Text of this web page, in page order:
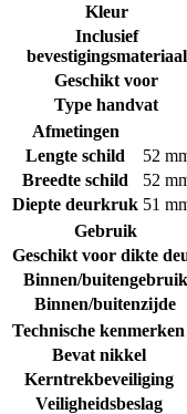
Kleur
Inclusief
bevestigingsmateriaal
Geschikt voor
Type handvat
Afmetingen
Lengte schild
52
Breedte schild
52
Diepte deurkruk 51
Gebruik
Geschikt voor dikte
Binnen/buitengebruik
Binnen/buitenzijde
Technische kenmerken
Bevat nikkel
Kerntrekbeveiliging
Veiligheidsbeslag